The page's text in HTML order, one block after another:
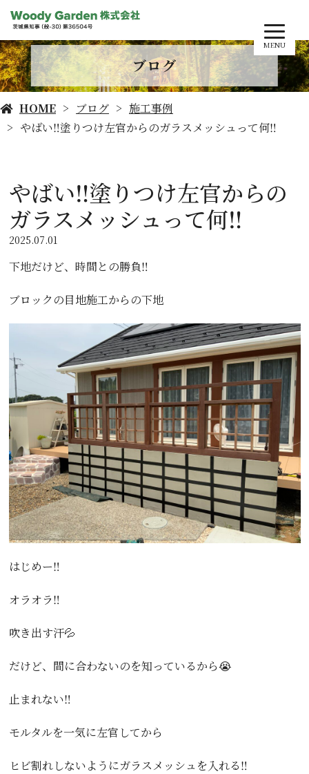
MENU
ブログ
HOME ブログ
施工事例
やばい‼️塗りつけ左官からのガラスメッシュって何‼️
やばい‼️塗りつけ左官からの
ガラスメッシュって何‼️
2025.07.01
下地だけど、時間との勝負‼️
ブロックの目地施工からの下地
はじめー‼️
オラオラ‼️
吹き出す汗💦
だけど、間に合わないのを知っているから😭
止まれない‼️
モルタルを一気に左官してから
ヒビ割れしないようにガラスメッシュを入れる‼️